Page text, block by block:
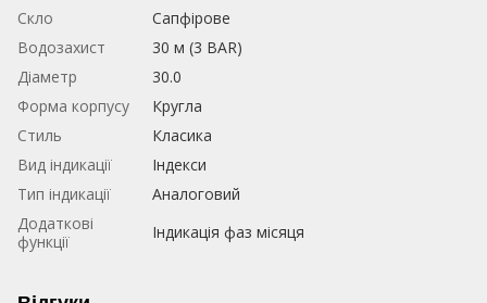
Скло
Сапфірове
Водозахист
30 м (3 BAR)
Діаметр
30.0
Форма корпусу
Кругла
Стиль
Класика
Вид індикації
Індекси
Тип індикації
Аналоговий
Додаткові
функції
Індикація фаз місяця